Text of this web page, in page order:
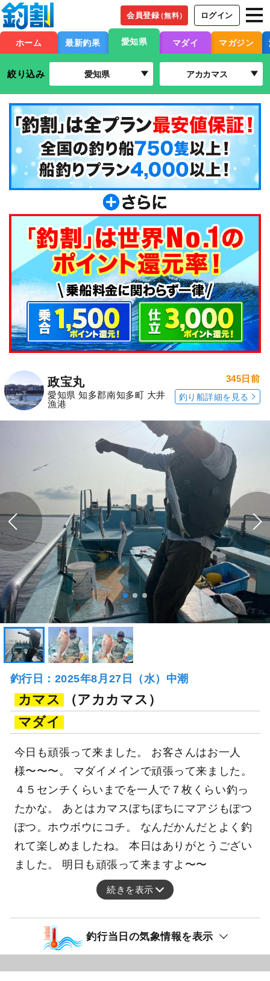
会員登録（無料） ログイン
ホーム 最新釣果 愛知県 マダイ マガジン
絞り込み 愛知県 アカカマス
政宝丸
愛知県 知多郡南知多町 大井
漁港
345日前
釣り船詳細を見る
釣行日：2025年8月27日（水）中潮
カマス
（アカカマス）
マダイ
今日も頑張って来ました。 お客さんはお一人
様〜〜〜。 マダイメインで頑張って来ました。
４５センチくらいまでを一人で７枚くらい釣っ
たかな。 あとはカマスぼちぼちにマアジもぽつ
ぽつ。ホウボウにコチ。 なんだかんだとよく釣
れて楽しめましたね。 本日はありがとうござい
ました。 明日も頑張って来ますよ〜〜
続きを表示
釣行当日の気象情報を表示